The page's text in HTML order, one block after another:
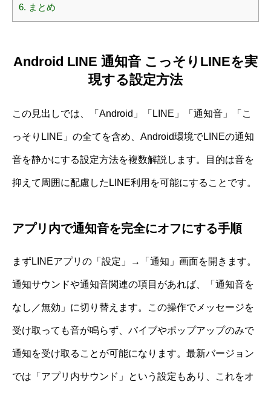
6. まとめ
Android LINE 通知音 こっそりLINEを実
現する設定方法
この見出しでは、「Android」「LINE」「通知音」「こ
っそりLINE」の全てを含め、Android環境でLINEの通知
音を静かにする設定方法を複数解説します。目的は音を
抑えて周囲に配慮したLINE利用を可能にすることです。
アプリ内で通知音を完全にオフにする手順
まずLINEアプリの「設定」→「通知」画面を開きます。
通知サウンドや通知音関連の項目があれば、「通知音を
なし／無効」に切り替えます。この操作でメッセージを
受け取っても音が鳴らず、バイブやポップアップのみで
通知を受け取ることが可能になります。最新バージョン
では「アプリ内サウンド」という設定もあり、これをオ